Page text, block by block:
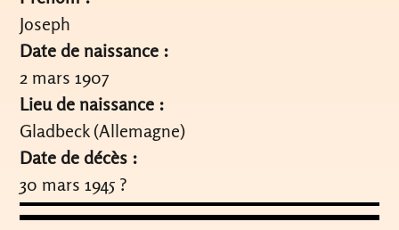
Joseph
Date de naissance :
2 mars 1907
Lieu de naissance :
Gladbeck (Allemagne)
Date de décès :
30 mars 1945 ?